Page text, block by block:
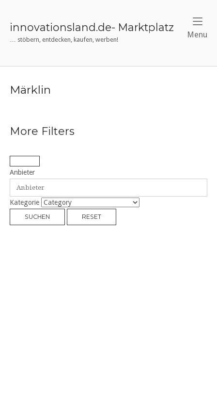
contentinnovationsland.de- Marktplatz
… stöbern, entdecken, kaufen, werben!
Menu
Märklin
More Filters
Anbieter
Kategorie
SUCHEN RESET